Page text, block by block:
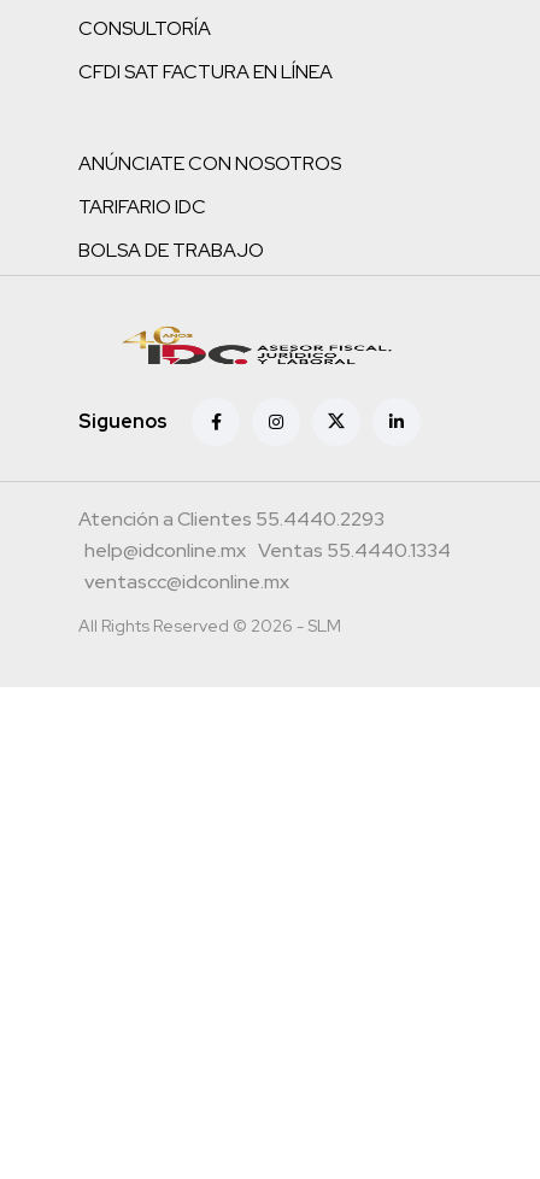
CONSULTORÍA
CFDI SAT FACTURA EN LÍNEA
ANÚNCIATE CON NOSOTROS
TARIFARIO IDC
BOLSA DE TRABAJO
Siguenos
Atención a Clientes 55.4440.2293
help@idconline.mx Ventas 55.4440.1334
ventascc@idconline.mx
All Rights Reserved © 2026 - SLM